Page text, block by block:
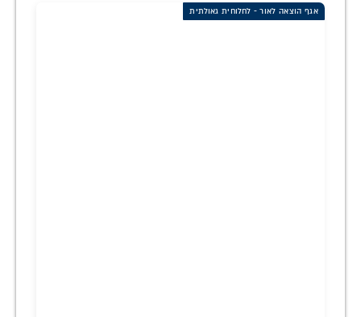
אגף הוצאה לאור - לחלוחית גאולתית